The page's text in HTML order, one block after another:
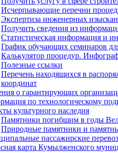
Исчерпывающие перечни
Экспертиза инженерных
Получить сведения из
Статистическая информация и
График обучающих семинаров
Калькулятор процедур.
Полезные ссылки
Перечень находящихся в
координат
о гарантирующих
по технологическому
культурного наследия
Памятники погибшим в годы
Природные памятники и
пассажирские
карта Кумылженского